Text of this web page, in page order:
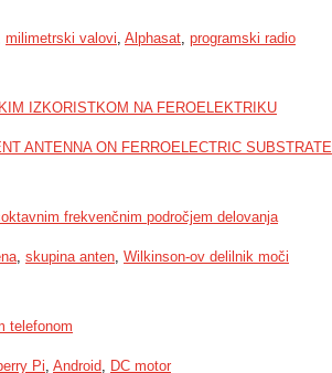
milimetrski valovi, Alphasat, programski radio
IZKORISTKOM NA FEROELEKTRIKU
ANTENNA ON FERROELECTRIC SUBSTRATE
frekvenčnim področjem delovanja
, skupina anten, Wilkinson-ov delilnik moči
telefonom
Pi, Android, DC motor